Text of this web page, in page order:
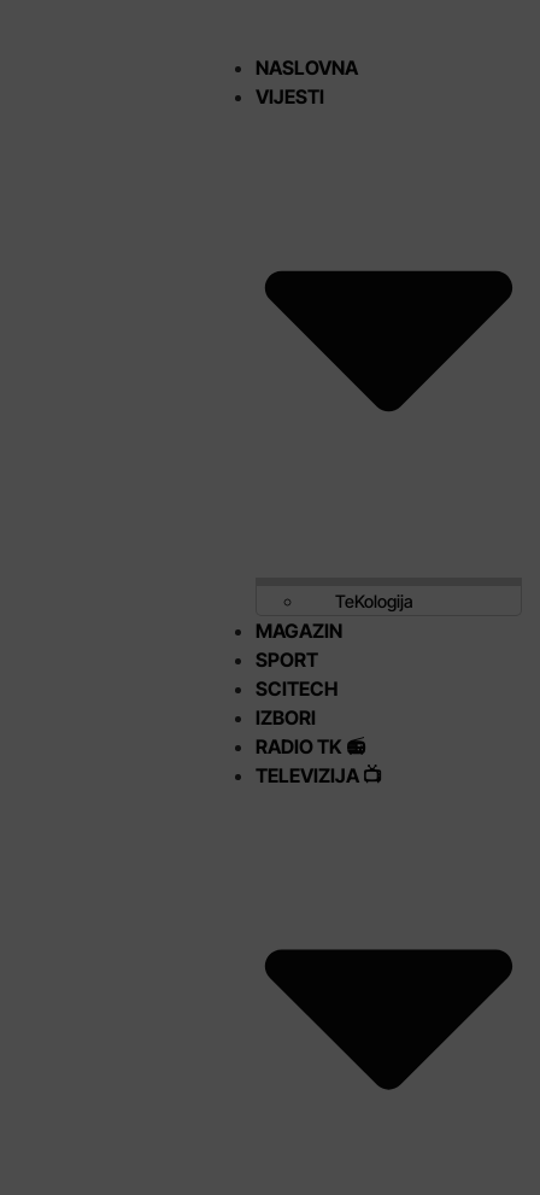
NASLOVNA
VIJESTI
TeKologija
MAGAZIN
SPORT
SCITECH
IZBORI
RADIO TK 📻
TELEVIZIJA 📺